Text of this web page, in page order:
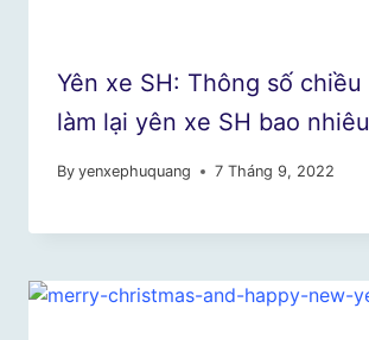
Yên xe SH: Thông số chiều
làm lại yên xe SH bao
By yenxephuquang 7 Tháng 9, 2022